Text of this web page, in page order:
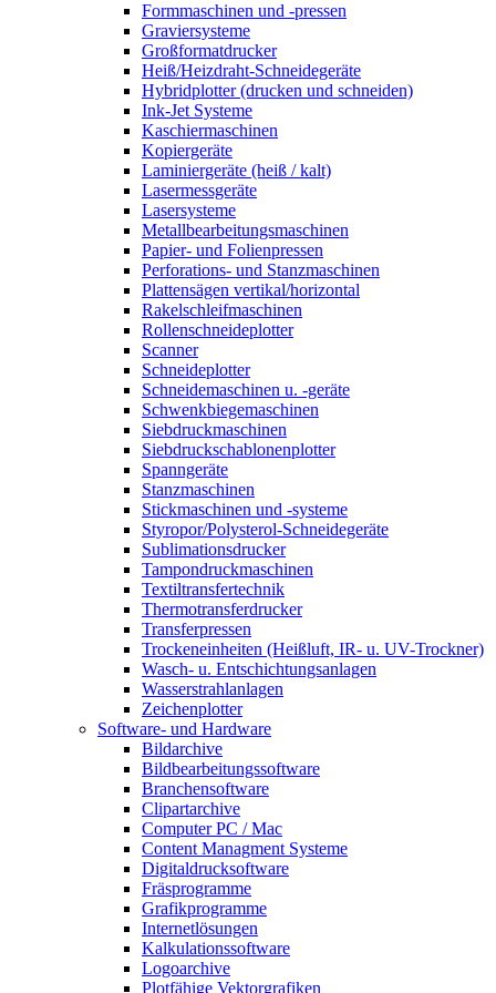
Formmaschinen und -pressen
Graviersysteme
Großformatdrucker
Heiß/Heizdraht-Schneidegeräte
Hybridplotter (drucken und schneiden)
Ink-Jet Systeme
Kaschiermaschinen
Kopiergeräte
Laminiergeräte (heiß / kalt)
Lasermessgeräte
Lasersysteme
Metallbearbeitungsmaschinen
Papier- und Folienpressen
Perforations- und Stanzmaschinen
Plattensägen vertikal/horizontal
Rakelschleifmaschinen
Rollenschneideplotter
Scanner
Schneideplotter
Schneidemaschinen u. -geräte
Schwenkbiegemaschinen
Siebdruckmaschinen
Siebdruckschablonenplotter
Spanngeräte
Stanzmaschinen
Stickmaschinen und -systeme
Styropor/Polysterol-Schneidegeräte
Sublimationsdrucker
Tampondruckmaschinen
Textiltransfertechnik
Thermotransferdrucker
Transferpressen
Trockeneinheiten (Heißluft, IR- u. UV-Trockner)
Wasch- u. Entschichtungsanlagen
Wasserstrahlanlagen
Zeichenplotter
Software- und Hardware
Bildarchive
Bildbearbeitungssoftware
Branchensoftware
Clipartarchive
Computer PC / Mac
Content Managment Systeme
Digitaldrucksoftware
Fräsprogramme
Grafikprogramme
Internetlösungen
Kalkulationssoftware
Logoarchive
Plotfähige Vektorgrafiken